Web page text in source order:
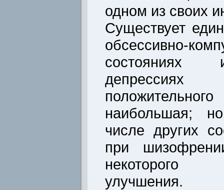
одном из своих
Существует
обсессивно-
состояниях
наибольшая;
числе других
при
некоторого
улучшения.